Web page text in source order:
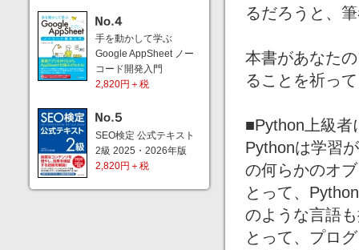
手を動かして学ぶ
Google AppSheet ノー
コード開発入門
2,820円＋税
SEO検定 公式テキスト
2級 2025・2026年版
2,820円＋税
るだろうと、
本書があなた
ることを祈っ
■Python上級者
Pythonは学習
の何らかのオ
とって、
のような言語
とって、プロ